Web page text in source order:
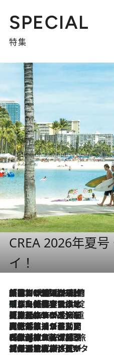
SPECIAL
特集
CREA 2026年夏
イ！
2026.8.6
「荷物が増えるほど旅ストレスは増す」美容ジャーナリストがたどり着いた最終結論。“化粧品を劇的に減らす”感動の凝縮美容とは
2026.8.6
「旅先には金髪ウィッグを持参」日本と同じメイクでは損してる!? 美容ジャーナリストが提案する“掟破りの旅美容”とは
2026.8.6
【厳選旅コスメ】「身軽さ＆UV対策重視！」ヘアアーティストshucoが選んだ夏旅ベストコスメを発表【Mサイズジップ】
2026.8.5
【厳選旅コスメ】国内をあちこち移動する河井菜摘が選んだ夏旅ベストコスメ発表！「リラックスアイテムはマスト」【Mサイズジップ】
2026.8.4
【厳選旅コスメ】「紫外線＆乾燥対策しながらメイク感も！」ヘア＆メイクGeorgeが選んだ夏旅ベストコスメを発表！【Mサイズジップ】
2026.8.3
【厳選旅コスメ】「保湿もタイパ重視！」“サウナ好き”タレント清水みさとが愛用する夏旅ベストコスメを発表！【Mサイズジップ】